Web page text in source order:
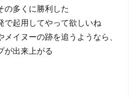
の多くに勝利した
で起用してやって欲しいね
イヌーの跡を追うようなら、
が出来上がる